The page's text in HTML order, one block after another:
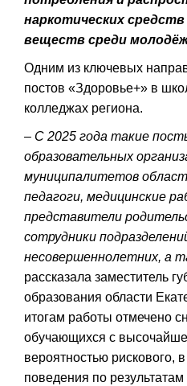
наркотических
веществ среди
Одним из ключевых
постов «Здоровье+» в
колледжах региона.
– С 2025 года такие
образовательных
муниципалитетов
педагоги, медицинские
представители
сотрудники
несовершеннолетних, а
рассказала заместитель
образования области
итогам работы отмечено
обучающихся с
вероятностью рискового,
поведения по